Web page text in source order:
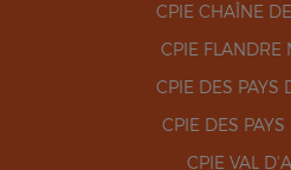
CPIE CHAÎNE
CPIE FLANDRE
CPIE DES PAYS
CPIE DES PAYS
CPIE VAL